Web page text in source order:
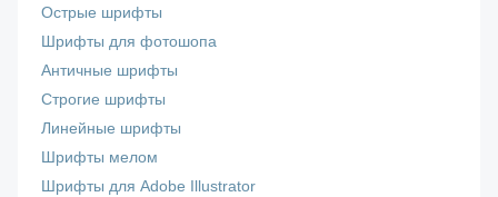
Острые шрифты
Шрифты для фотошопа
Античные шрифты
Строгие шрифты
Линейные шрифты
Шрифты мелом
Шрифты для Adobe Illustrator